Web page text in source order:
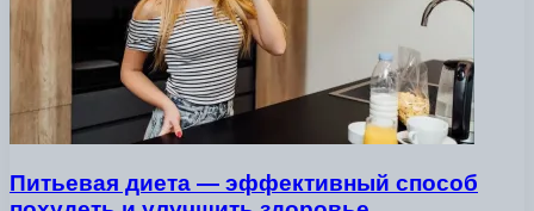
Питьевая диета — эффективный способ